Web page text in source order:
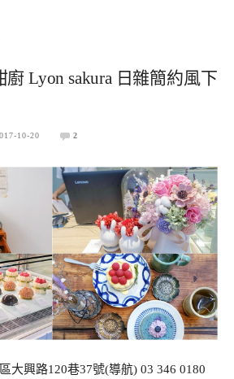
Lyon sakura 日雜簡約風下
10-20 2
大興路120巷37號(導航) 03 346 0180